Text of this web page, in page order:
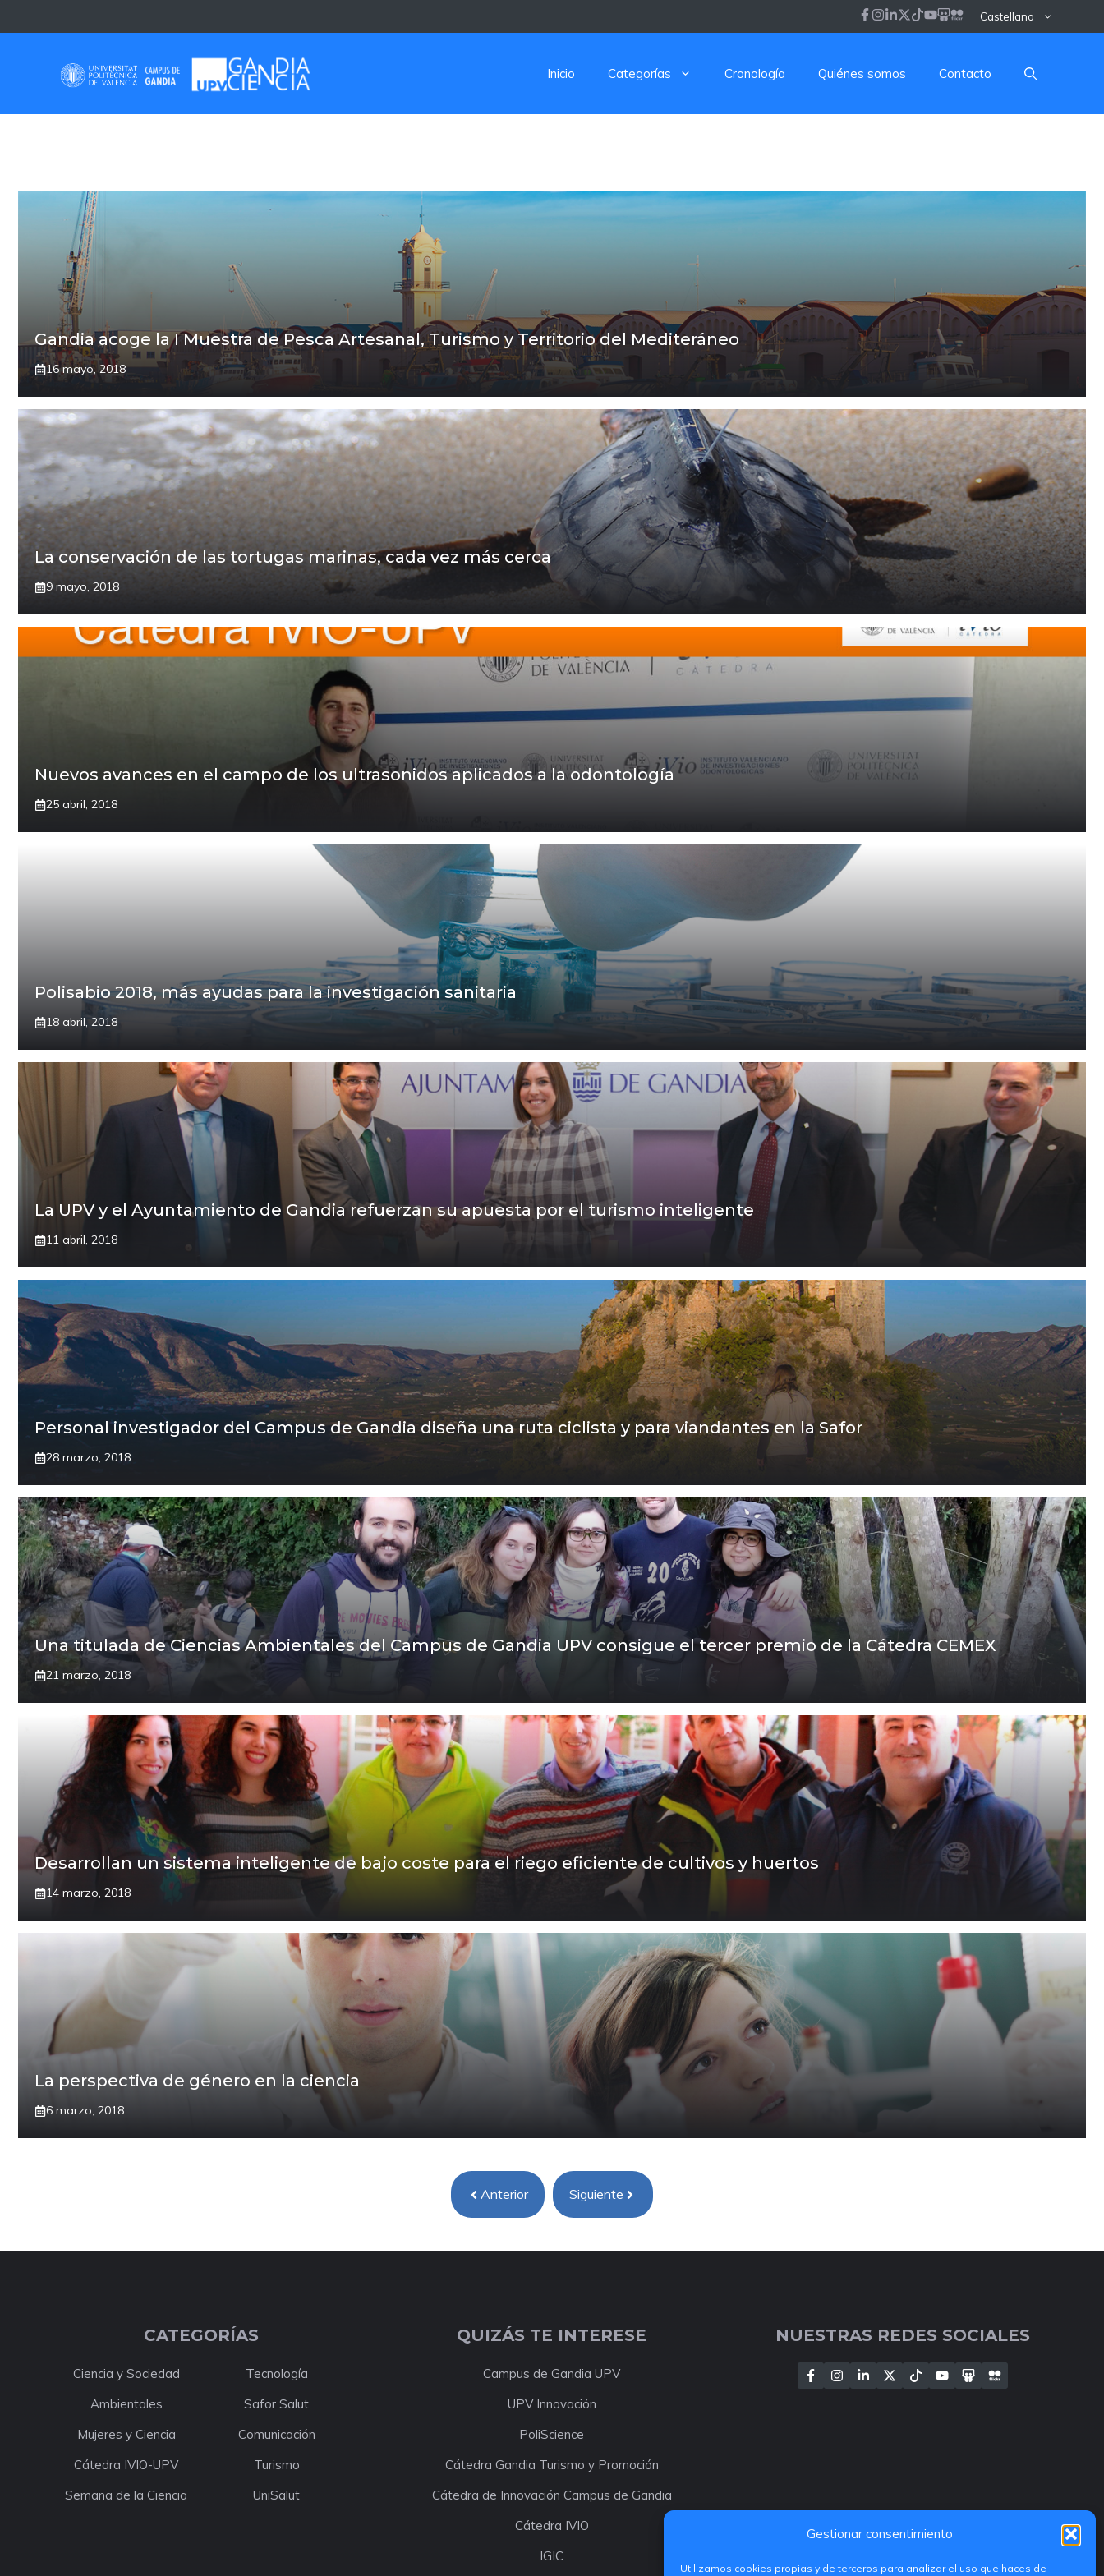
Gestionar consentimiento
Utilizamos cookies propias y de terceros para analizar el uso que haces de
al
Castellano
Inicio Categorías Cronología Quiénes somos Contacto
Gandia acoge la I Muestra de Pesca Artesanal, Turismo y Territorio del Mediteráneo
16 mayo, 2018
La conservación de las tortugas marinas, cada vez más cerca
9 mayo, 2018
Nuevos avances en el campo de los ultrasonidos aplicados a la odontología
25 abril, 2018
Polisabio 2018, más ayudas para la investigación sanitaria
18 abril, 2018
La UPV y el Ayuntamiento de Gandia refuerzan su apuesta por el turismo inteligente
11 abril, 2018
Personal investigador del Campus de Gandia diseña una ruta ciclista y para viandantes en la Safor
28 marzo, 2018
Una titulada de Ciencias Ambientales del Campus de Gandia UPV consigue el tercer premio de la Cátedra CEMEX
21 marzo, 2018
Desarrollan un sistema inteligente de bajo coste para el riego eficiente de cultivos y huertos
14 marzo, 2018
La perspectiva de género en la ciencia
6 marzo, 2018
Anterior Siguiente
CATEGORÍAS
Ciencia y Sociedad
Tecnología
Ambientales
Safor Salut
Mujeres y Ciencia
Comunicación
Cátedra IVIO-UPV
Turismo
Semana de la Ciencia
UniSalut
QUIZÁS TE INTERESE
Campus de Gandia UPV
UPV Innovación
PoliScience
Cátedra Gandia Turismo y Promoción
Cátedra de Innovación Campus de Gandia
Cátedra IVIO
IGIC
NUESTRAS REDES SOCIALES